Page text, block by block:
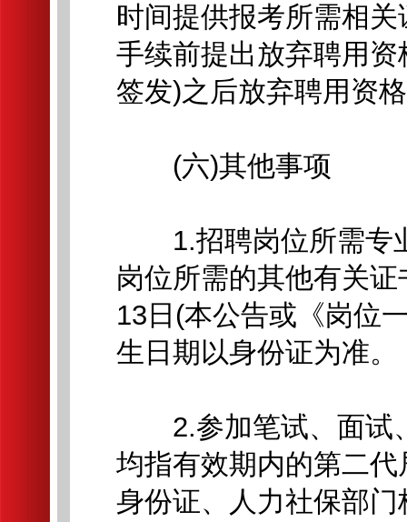
时间提供报考所需相
手续前提出放弃聘用
签发)之后放弃聘用资
(六)其他事项
1.招聘岗位所需专
岗位所需的其他有关
13日(本公告或《岗位
生日期以身份证为准。
2.参加笔试、面试
均指有效期内的第二
身份证、人力社保部